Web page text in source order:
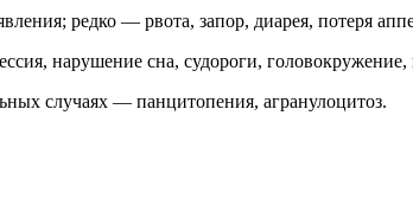
редко — рвота, запор, диарея, потеря
нарушение сна, судороги,
случаях — панцитопения, агранулоцитоз.